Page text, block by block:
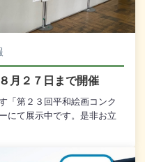
月２７日まで開催
「第２３回平和絵画コンク
にて展示中です。是非お立